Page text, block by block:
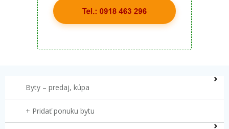
Byty – predaj, kúpa
+ Pridať ponuku bytu